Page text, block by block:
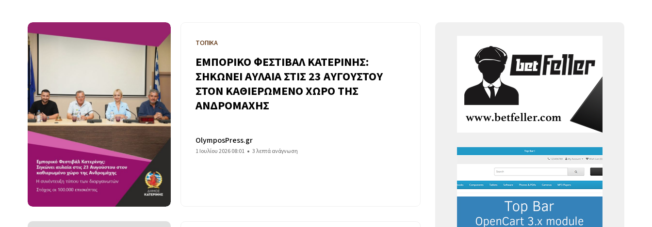
ΤΟΠΙΚΑ
ΕΜΠΟΡΙΚΟ ΦΕΣΤΙΒΑΛ ΚΑΤΕΡΙΝΗΣ:
ΣΗΚΩΝΕΙ ΑΥΛΑΙΑ ΣΤΙΣ 23 ΑΥΓΟΥΣΤΟΥ
ΣΤΟΝ ΚΑΘΙΕΡΩΜΕΝΟ ΧΩΡΟ ΤΗΣ
ΑΝΔΡΟΜΑΧΗΣ
OlymposPress.gr
1 Ιουλίου 2026 08:01 3 λεπτά ανάγνωση